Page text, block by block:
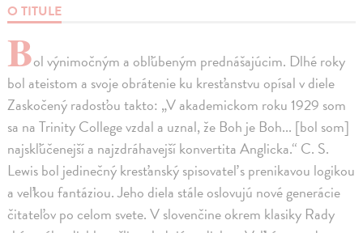
O TITULE
Bol výnimočným a obľúbeným prednášajúcim. Dlhé roky
bol ateistom a svoje obrátenie ku kresťanstvu opísal v diele
Zaskočený radosťou takto: „V akademickom roku 1929 som
sa na Trinity College vzdal a uznal, že Boh je Boh... [bol som]
najskľúčenejší a najzdráhavejší konvertita Anglicka.“ C. S.
Lewis bol jedinečný kresťanský spisovateľ s prenikavou logikou
a veľkou fantáziou. Jeho diela stále oslovujú nové generácie
čitateľov po celom svete. V slovenčine okrem klasiky Rady